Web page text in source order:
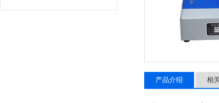
产品介绍 相